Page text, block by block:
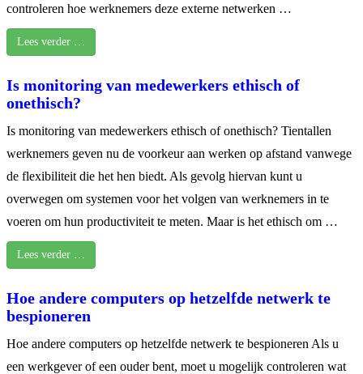
controleren hoe werknemers deze externe netwerken …
Lees verder …
Is monitoring van medewerkers ethisch of
onethisch?
Is monitoring van medewerkers ethisch of onethisch? Tientallen
werknemers geven nu de voorkeur aan werken op afstand vanwege
de flexibiliteit die het hen biedt. Als gevolg hiervan kunt u
overwegen om systemen voor het volgen van werknemers in te
voeren om hun productiviteit te meten. Maar is het ethisch om …
Lees verder …
Hoe andere computers op hetzelfde netwerk te
bespioneren
Hoe andere computers op hetzelfde netwerk te bespioneren Als u
een werkgever of een ouder bent, moet u mogelijk controleren wat